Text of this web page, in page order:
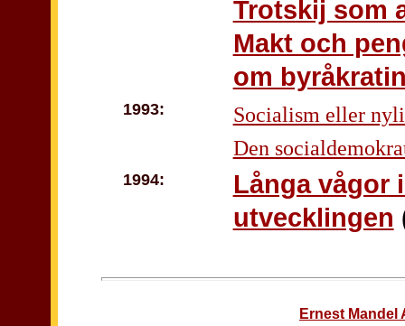
Trotskij som
Makt och
om
1993:
Socialism eller
Den
1994:
Långa vågor
utvecklingen
Ernest Mandel